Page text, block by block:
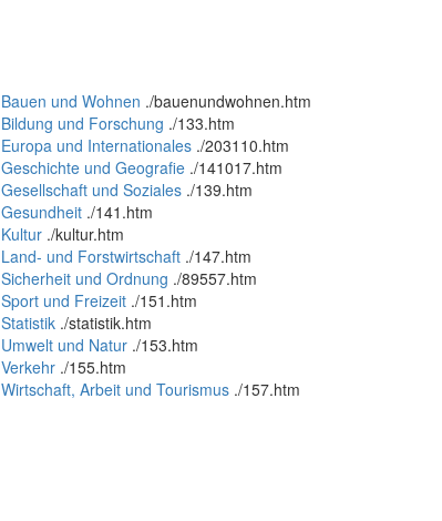
Bauen und Wohnen ./bauenundwohnen.htm
Bildung und Forschung ./133.htm
Europa und Internationales ./203110.htm
Geschichte und Geografie ./141017.htm
Gesellschaft und Soziales ./139.htm
Gesundheit ./141.htm
Kultur ./kultur.htm
Land- und Forstwirtschaft ./147.htm
Sicherheit und Ordnung ./89557.htm
Sport und Freizeit ./151.htm
Statistik ./statistik.htm
Umwelt und Natur ./153.htm
Verkehr ./155.htm
Wirtschaft, Arbeit und Tourismus ./157.htm